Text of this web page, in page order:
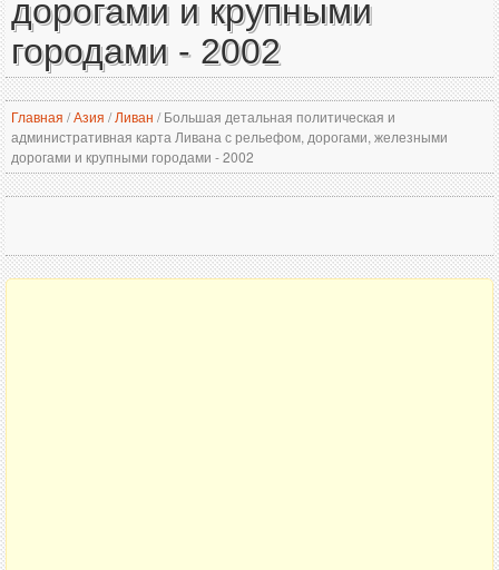
дорогами и крупными
городами - 2002
Главная /Азия / Ливан /Большая детальная политическая и
административная карта Ливана с рельефом, дорогами, железными
дорогами и крупными городами - 2002